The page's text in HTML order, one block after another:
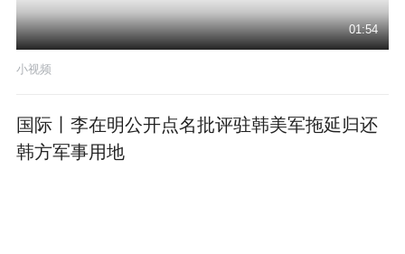
01:54
小视频
国际丨李在明公开点名批评驻韩美军拖延归还
韩方军事用地